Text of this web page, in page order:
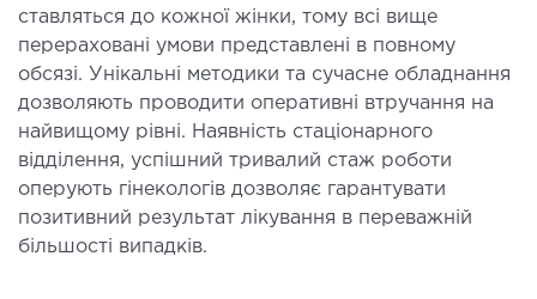
ставляться до кожної жінки, тому всі вище
перераховані умови представлені в повному
обсязі. Унікальні методики та сучасне обладнання
дозволяють проводити оперативні втручання на
найвищому рівні. Наявність стаціонарного
відділення, успішний тривалий стаж роботи
оперують гінекологів дозволяє гарантувати
позитивний результат лікування в переважній
більшості випадків.